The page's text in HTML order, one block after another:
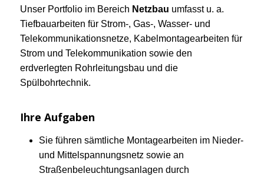
Unser Portfolio im Bereich Netzbau umfasst u. a.
Tiefbauarbeiten für Strom-, Gas-, Wasser- und
Telekommunikationsnetze, Kabelmontagearbeiten für
Strom und Telekommunikation sowie den
erdverlegten Rohrleitungsbau und die
Spülbohrtechnik.
Ihre Aufgaben
Sie führen sämtliche Montagearbeiten im Nieder-
und Mittelspannungsnetz sowie an
Straßenbeleuchtungsanlagen durch